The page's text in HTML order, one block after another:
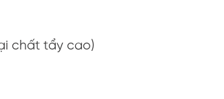
chất tẩy cao)